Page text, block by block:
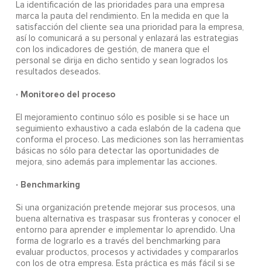
La identificación de las prioridades para una empresa
marca la pauta del rendimiento. En la medida en que la
satisfacción del cliente sea una prioridad para la empresa,
así lo comunicará a su personal y enlazará las estrategias
con los indicadores de gestión, de manera que el
personal se dirija en dicho sentido y sean logrados los
resultados deseados.
· Monitoreo del proceso
El mejoramiento continuo sólo es posible si se hace un
seguimiento exhaustivo a cada eslabón de la cadena que
conforma el proceso. Las mediciones son las herramientas
básicas no sólo para detectar las oportunidades de
mejora, sino además para implementar las acciones.
· Benchmarking
Si una organización pretende mejorar sus procesos, una
buena alternativa es traspasar sus fronteras y conocer el
entorno para aprender e implementar lo aprendido. Una
forma de lograrlo es a través del benchmarking para
evaluar productos, procesos y actividades y compararlos
con los de otra empresa. Esta práctica es más fácil si se